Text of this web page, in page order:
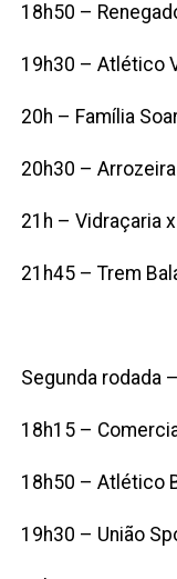
18h50 –
19h30 – Atlético
20h – Família
20h30 –
21h – Vidraçaria
21h45 – Trem
Segunda rodada
18h15 –
18h50 – Atlético
19h30 – União